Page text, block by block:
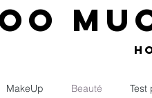
MakeUp Beauté Test